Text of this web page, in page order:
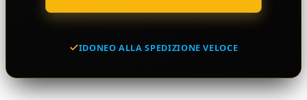
IDONEO ALLA SPEDIZIONE VELOCE